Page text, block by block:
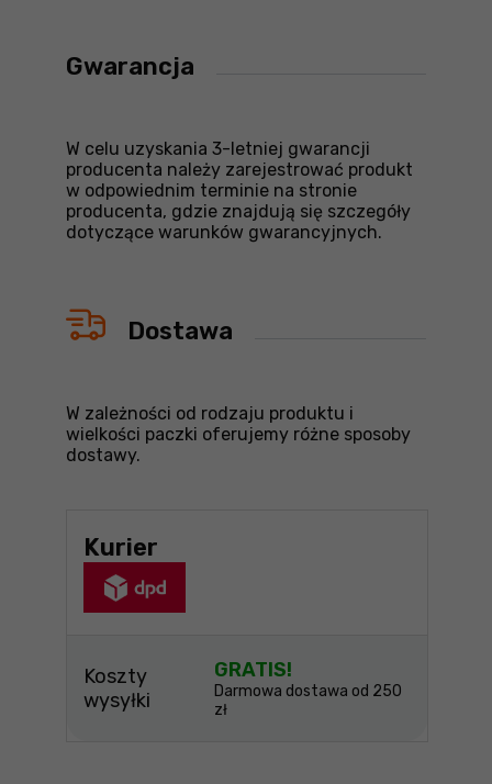
Gwarancja
W celu uzyskania 3-letniej gwarancji
producenta należy zarejestrować produkt
w odpowiednim terminie na stronie
producenta, gdzie znajdują się szczegóły
dotyczące warunków gwarancyjnych.
Dostawa
W zależności od rodzaju produktu i
wielkości paczki oferujemy różne sposoby
dostawy.
Kurier
Koszty
wysyłki
GRATIS!
Darmowa dostawa od 250
zł